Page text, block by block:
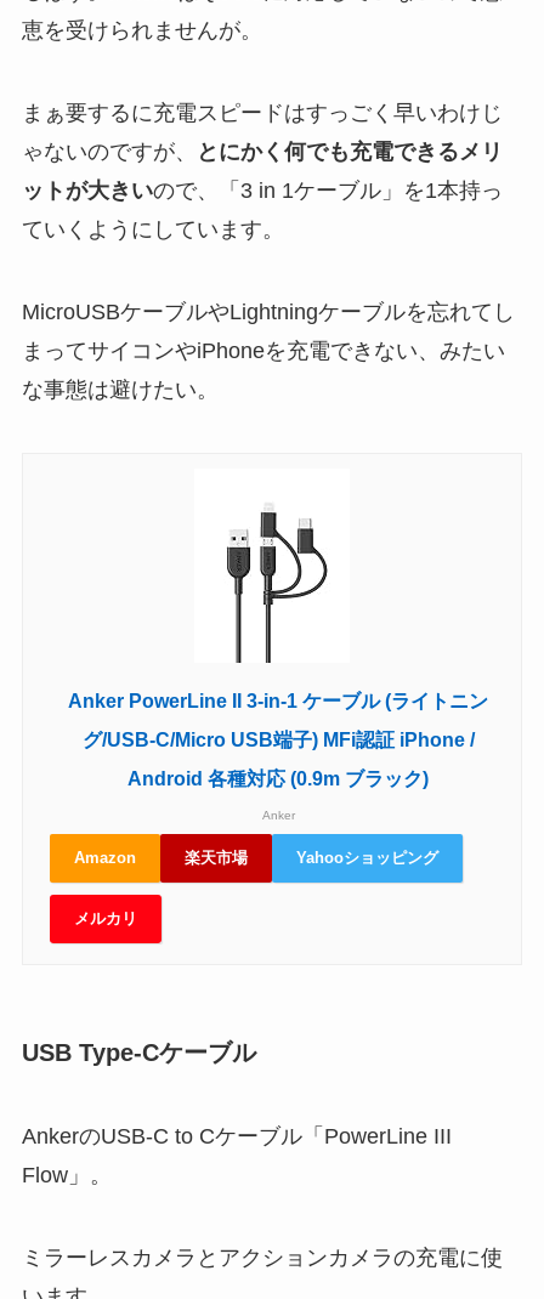
恵を受けられませんが。
まぁ要するに充電スピードはすっごく早いわけじ
ゃないのですが、
とにかく何でも充電できるメリ
ットが大きいので、「3 in 1ケーブル」を1本持っ
ていくようにしています。
MicroUSBケーブルやLightningケーブルを忘れてし
まってサイコンやiPhoneを充電できない、みたい
な事態は避けたい。
Anker PowerLine II 3-in-1 ケーブル (ライトニン
グ/USB-C/Micro USB端子) MFi認証 iPhone /
Android 各種対応 (0.9m ブラック)
Anker
Amazon 楽天市場 Yahooショッピング
メルカリ
USB Type-Cケーブル
AnkerのUSB-C to Cケーブル「PowerLine III
Flow」。
ミラーレスカメラとアクションカメラの充電に使